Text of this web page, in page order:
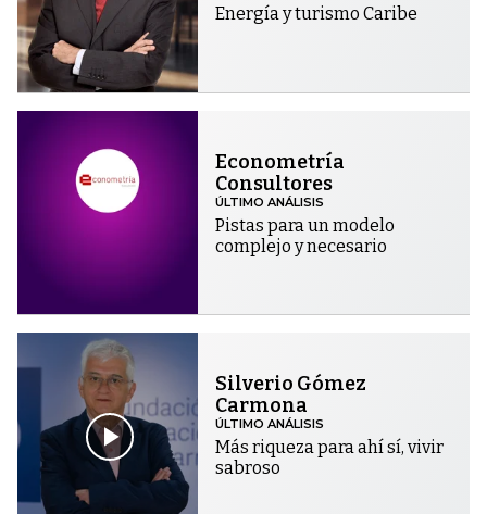
Energía y turismo Caribe
Econometría
Consultores
ÚLTIMO ANÁLISIS
Pistas para un modelo
complejo y necesario
Silverio Gómez
Carmona
ÚLTIMO ANÁLISIS
Más riqueza para ahí sí, vivir
sabroso